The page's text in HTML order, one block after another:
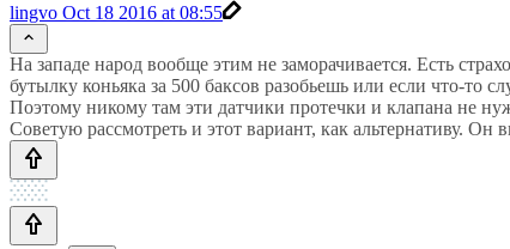
lingvo Oct 18 2016 at 08:55
На западе народ вообще этим не заморачивается. Есть
бутылку коньяка за 500 баксов разобьешь или если что-то
Поэтому никому там эти датчики протечки и клапана не
Советую рассмотреть и этот вариант, как альтернативу.